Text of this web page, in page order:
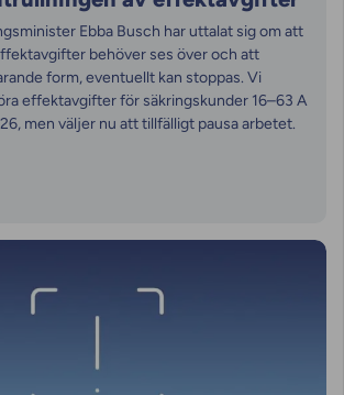
Ebba Busch har uttalat sig om att
behöver ses över och att
form, eventuellt kan stoppas. Vi
effektavgifter för säkringskunder 16–63 A
men väljer nu att tillfälligt pausa arbetet.